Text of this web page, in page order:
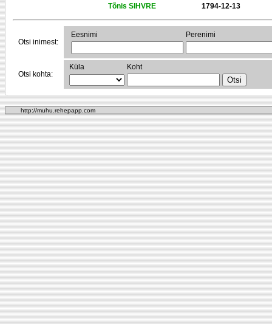
Tõnis SIHVRE
1794-12-13
Otsi inimest:
Eesnimi Perenimi
Otsi kohta:
Küla Koht
http://muhu.rehepapp.com